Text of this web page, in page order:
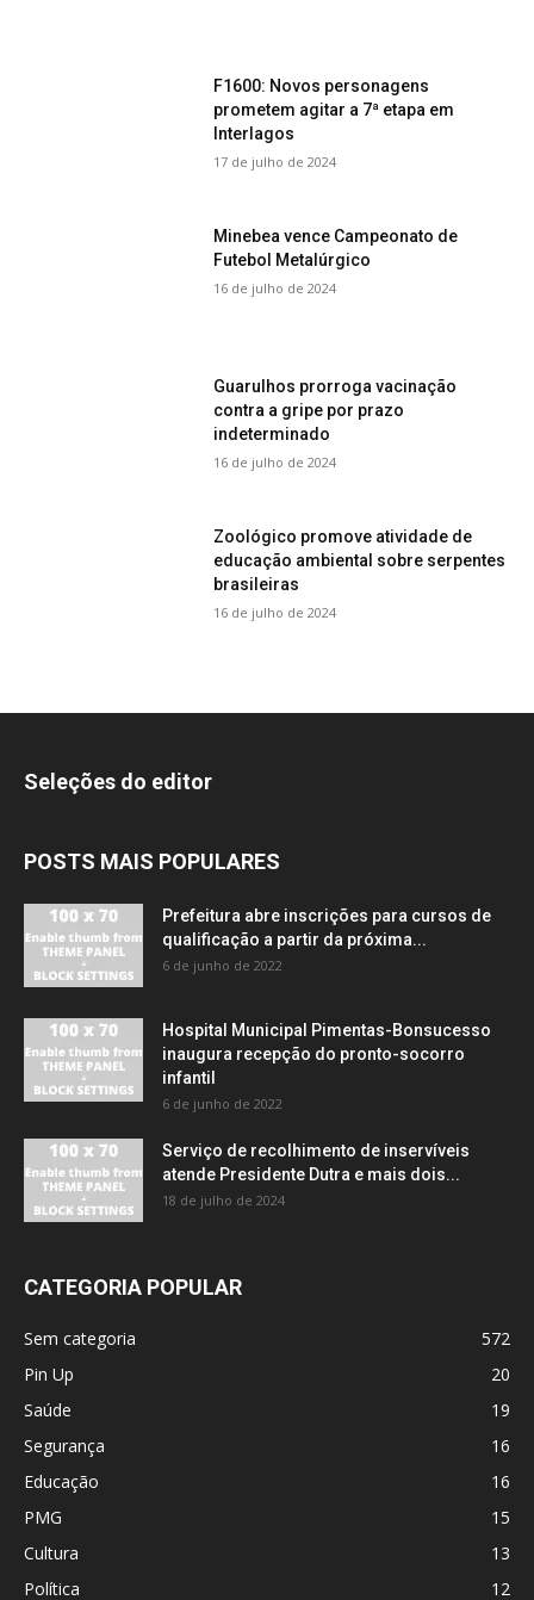
F1600: Novos personagens
prometem agitar a 7ª etapa em
Interlagos
17 de julho de 2024
Minebea vence Campeonato de
Futebol Metalúrgico
16 de julho de 2024
Guarulhos prorroga vacinação
contra a gripe por prazo
indeterminado
16 de julho de 2024
Zoológico promove atividade de
educação ambiental sobre serpentes
brasileiras
16 de julho de 2024
Seleções do editor
POSTS MAIS POPULARES
Prefeitura abre inscrições para cursos de
qualificação a partir da próxima...
6 de junho de 2022
Hospital Municipal Pimentas-Bonsucesso
inaugura recepção do pronto-socorro
infantil
6 de junho de 2022
Serviço de recolhimento de inservíveis
atende Presidente Dutra e mais dois...
18 de julho de 2024
CATEGORIA POPULAR
Sem categoria
572
Pin Up
20
Saúde
19
Segurança
16
Educação
16
PMG
15
Cultura
13
Política
12